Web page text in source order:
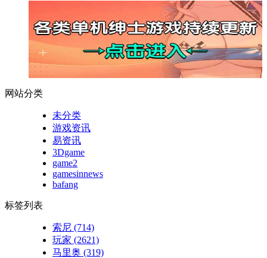
网站分类
未分类
游戏资讯
易资讯
3Dgame
game2
gamesinnews
bafang
标签列表
索尼 (714)
玩家 (2621)
马里奥 (319)